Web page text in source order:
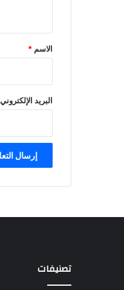
*
الاسم *
البريد الإلكتروني
تصنيفات